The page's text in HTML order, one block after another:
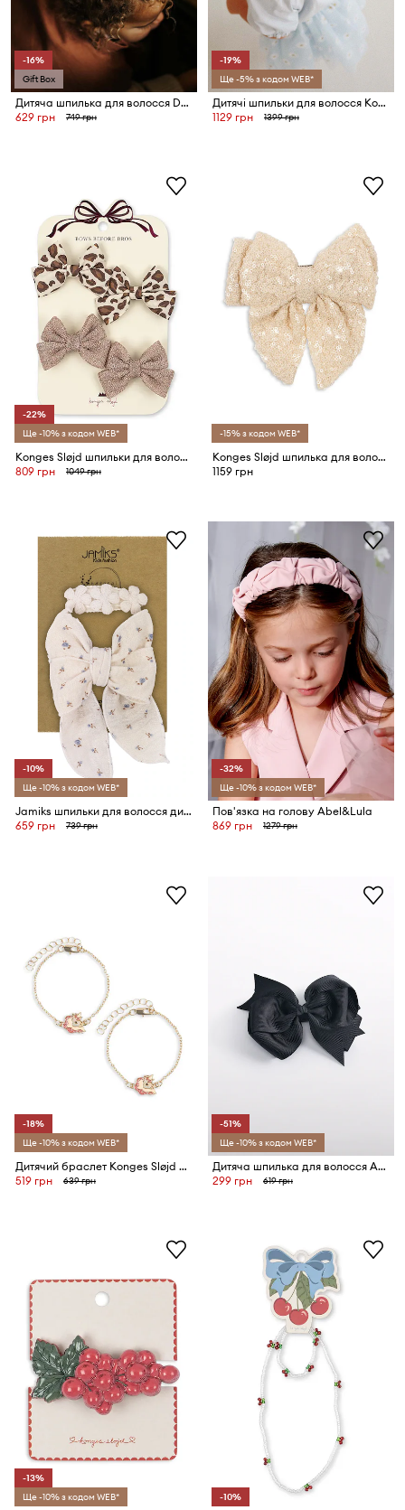
-16%
Gift Box
Дитяча шпилька для волосся Donsje Josy Special Hairclip Horse
629 грн
749 грн
-19%
Ще -5% з кодом WEB*
Дитячі шпильки для волосся Konges Sløjd 2-pack
1129 грн
1399 грн
-22%
Ще -10% з кодом WEB*
Konges Sløjd шпильки для волосся дитячі 4 PACK BOW HAIR CLIP
809 грн
1049 грн
-15% з кодом WEB*
Konges Sløjd шпилька для волосся дитяча ARIES SEQUIN BOW HAIR CLIP
1159 грн
-10%
Ще -10% з кодом WEB*
Jamiks шпильки для волосся дитячі BRIZI 2 шт.
659 грн
739 грн
-32%
Ще -10% з кодом WEB*
Пов'язка на голову Abel&Lula
869 грн
1279 грн
-18%
Ще -10% з кодом WEB*
Дитячий браслет Konges Sløjd UNICORN BESTIE BRACELETS 2-pack
519 грн
639 грн
-51%
Ще -10% з кодом WEB*
Дитяча шпилька для волосся Abel&Lula
299 грн
619 грн
-13%
Ще -10% з кодом WEB*
-10%